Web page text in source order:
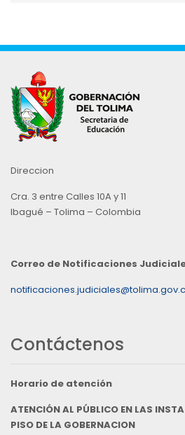
Direccion
Cra. 3 entre Calles 10A y 11
Ibagué – Tolima – Colombia
Correo de Notificaciones
Contáctenos
Horario de atención
ATENCIÓN AL PÚBLICO EN LAS
PISO DE LA GOBERNACION